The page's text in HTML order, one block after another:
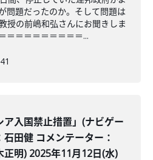
問題だったのか。そして問題は
授の前嶋和弘さんにお聞きしま
＝＝＝＝＝＝＝＝＝...
ア入国禁止措置」(ナビゲー
石田健 コメンテーター：
正明) 2025年11月12日(水)